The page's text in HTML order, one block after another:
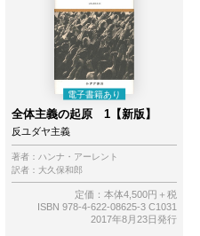
全体主義の起原 1【新版】
反ユダヤ主義
著者： ハンナ・アーレント
訳者： 大久保和郎
定価：本体4,500円＋税
ISBN 978-4-622-08625-3 C1031
2017年8月23日発行